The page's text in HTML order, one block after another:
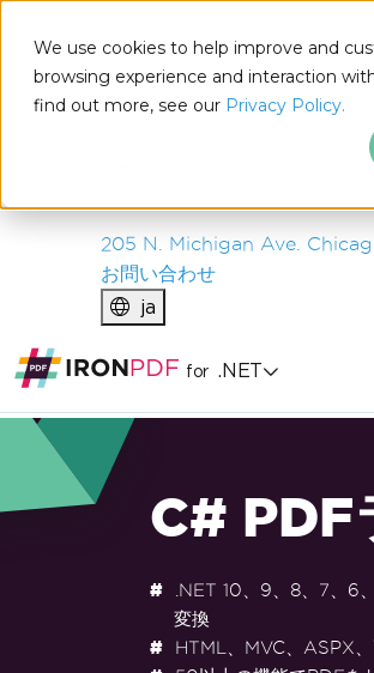
We use cookies to help improve and
browsing experience and interaction
find out more, see our Privacy Policy.
IRONSOFTWARE
製品
エンタープライズ
205 N. Michigan Ave.
お問い合わせ
ja
for .NET
C# PDF
.NET 10、9、8、7、6
変換
HTML、MVC、ASPX